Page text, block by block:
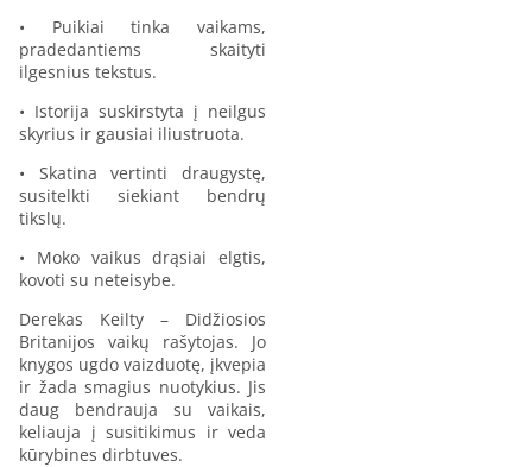
• Puikiai tinka vaikams,
pradedantiems skaityti
ilgesnius tekstus.
• Istorija suskirstyta į neilgus
skyrius ir gausiai iliustruota.
• Skatina vertinti draugystę,
susitelkti siekiant bendrų
tikslų.
• Moko vaikus drąsiai elgtis,
kovoti su neteisybe.
Derekas Keilty – Didžiosios
Britanijos vaikų rašytojas. Jo
knygos ugdo vaizduotę, įkvepia
ir žada smagius nuotykius. Jis
daug bendrauja su vaikais,
keliauja į susitikimus ir veda
kūrybines dirbtuves.